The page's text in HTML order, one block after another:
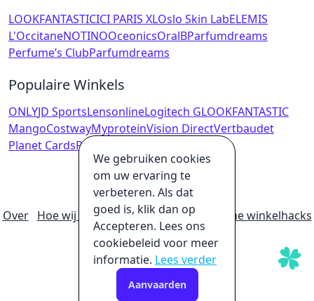
LOOKFANTASTICICI PARIS XLOslo Skin LabELEMIS
L'OccitaneNOTINOOceonicsOralBParfumdreams
Perfume’s ClubParfumdreams
Populaire Winkels
ONLYJD SportsLensonlineLogitech GLOOKFANTASTIC
MangoCostwayMyproteinVision DirectVertbaudet
Planet CardsPIECES
Over Hoe wij geld verdienen
Ultieme online winkelhacks
Privacybeleid Disclaimer
We gebruiken cookies
om uw ervaring te
verbeteren. Als dat
goed is, klik dan op
Accepteren. Lees ons
cookiebeleid voor meer
informatie. Lees verder
Aanvaarden